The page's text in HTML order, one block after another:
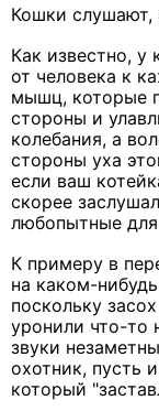
Кошки слушают,
Как известно, у
от человека к
мышц, которые
стороны и
колебания, а
стороны уха
если ваш
скорее
любопытные для
К примеру в
на каком-
поскольку
уронили что-то
звуки
охотник, пусть
который